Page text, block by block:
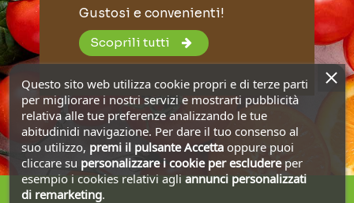
Gustosi e convenienti!
Scoprili tutti
Questo sito web utilizza cookie propri e di terze parti
per migliorare i nostri servizi e mostrarti pubblicità
relativa alle tue preferenze analizzando le tue
abitudinidi navigazione. Per dare il tuo consenso al
suo utilizzo, premi il pulsante Accettaoppure puoi
cliccare su personalizzare i cookie per escludereper
esempio i cookies relativi agli annunci personalizzati
di remarketing.